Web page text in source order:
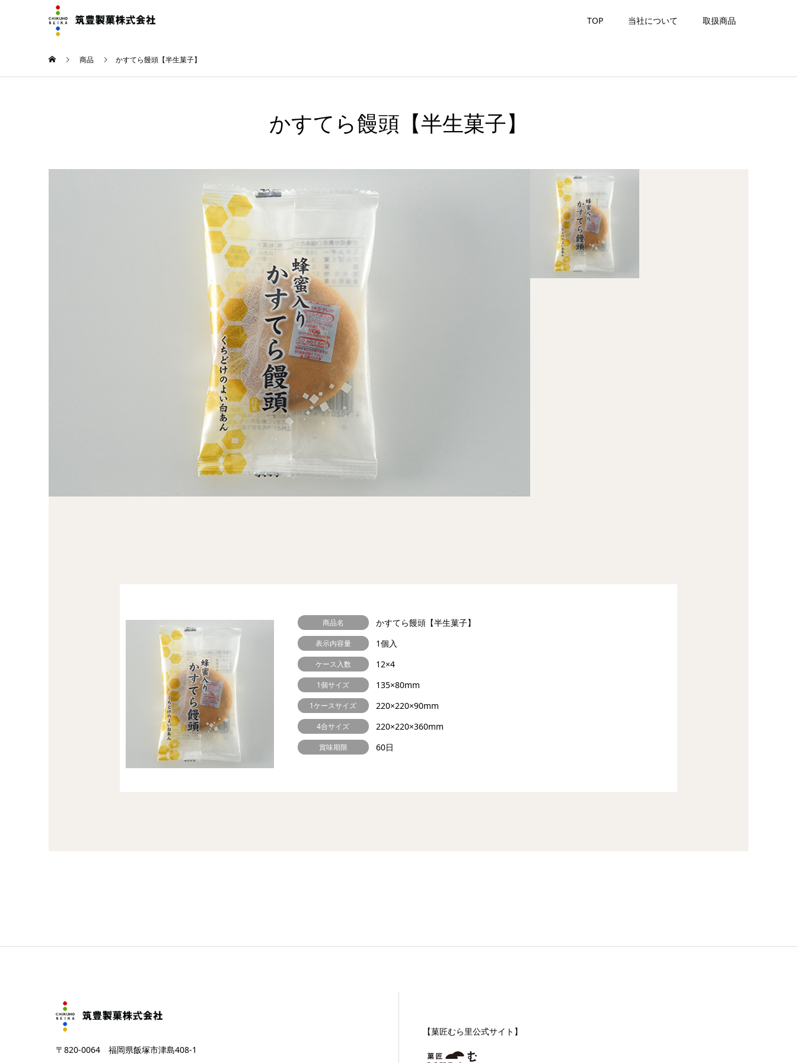
TOP 当社について 取扱商品
商品 かすてら饅頭【半生菓子】
かすてら饅頭【半生菓子】
商品名 かすてら饅頭【半生菓子】
表示内容量 1個入
ケース入数 12×4
1個サイズ 135×80mm
1ケースサイズ 220×220×90mm
4合サイズ 220×220×360mm
賞味期限 60日
〒820-0064 福岡県飯塚市津島408-1
【菓匠むら里公式サイト】